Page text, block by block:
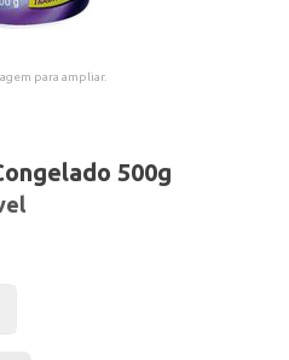
para ampliar.
500g